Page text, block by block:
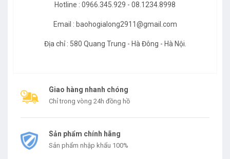
Hotline : 0966.345.929 - 08.1234.8998
Email : baohogialong2911@gmail.com
Địa chỉ : 580 Quang Trung - Hà Đông - Hà Nội.
Giao hàng nhanh chóng
Chỉ trong vòng 24h đồng hồ
Sản phẩm chính hãng
Sản phẩm nhập khẩu 100%